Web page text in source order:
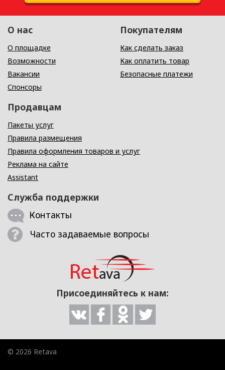
О нас
О площадке
Возможности
Вакансии
Спонсоры
Покупателям
Как сделать заказ
Как оплатить товар
Безопасные платежи
Продавцам
Пакеты услуг
Правила размещения
Правила оформления товаров и услуг
Реклама на сайте
Assistant
Служба поддержки
Контакты
Часто задаваемые вопросы
Присоединяйтесь к нам:
© 2026 Retava